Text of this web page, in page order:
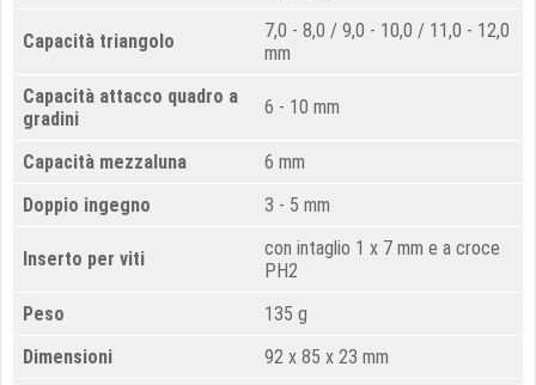
Capacità triangolo
7,0 - 8,0 / 9,0 - 10,0 / 11,0 - 12,0
mm
Capacità attacco quadro a
gradini
6 - 10 mm
Capacità mezzaluna
6 mm
Doppio ingegno
3 - 5 mm
Inserto per viti
con intaglio 1 x 7 mm e a croce
PH2
Peso
135 g
Dimensioni
92 x 85 x 23 mm